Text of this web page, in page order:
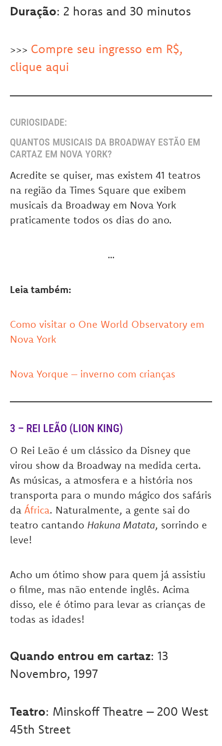
Duração: 2 horas and 30 minutos
>>> Compre seu ingresso em R$,
clique aqui
CURIOSIDADE:
QUANTOS MUSICAIS DA BROADWAY ESTÃO EM
CARTAZ EM NOVA YORK?
Acredite se quiser, mas existem 41 teatros
na região da Times Square que exibem
musicais da Broadway em Nova York
praticamente todos os dias do ano.
…
Leia também:
Como visitar o One World Observatory em
Nova York
Nova Yorque – inverno com crianças
3 – REI LEÃO (LION KING)
O Rei Leão é um clássico da Disney que
virou show da Broadway na medida certa.
As músicas, a atmosfera e a história nos
transporta para o mundo mágico dos safáris
da África. Naturalmente, a gente sai do
teatro cantando Hakuna Matata, sorrindo e
leve!
Acho um ótimo show para quem já assistiu
o filme, mas não entende inglês. Acima
disso, ele é ótimo para levar as crianças de
todas as idades!
Quando entrou em cartaz: 13
Novembro, 1997
Teatro: Minskoff Theatre – 200 West
45th Street